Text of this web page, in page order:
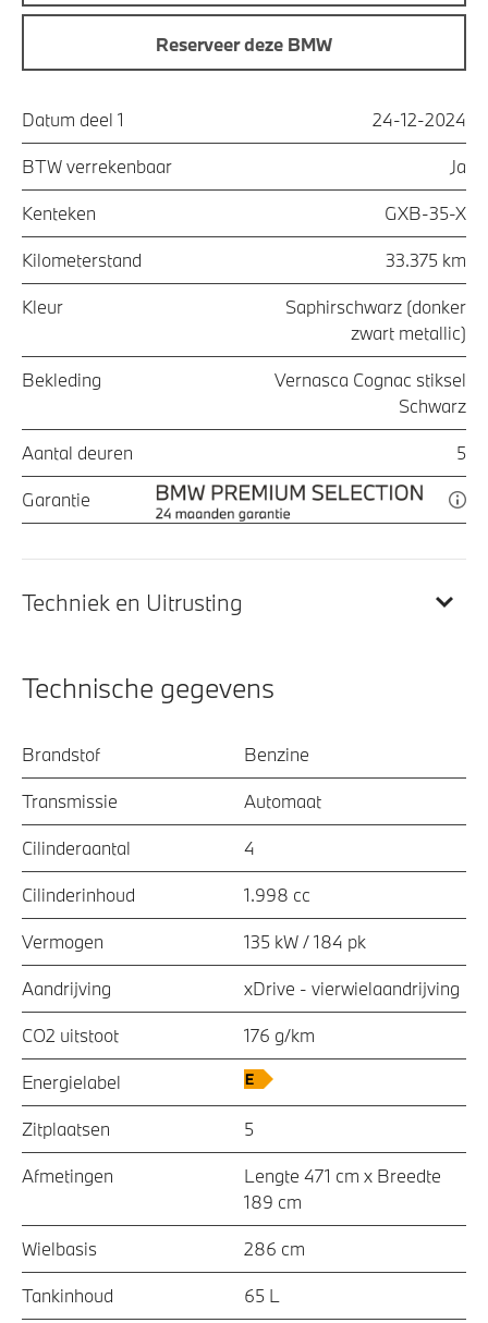
Reserveer deze BMW
Datum deel 1 24-12-2024
BTW verrekenbaar Ja
Kenteken GXB-35-X
Kilometerstand 33.375 km
Kleur
Saphirschwarz (donker
zwart metallic)
Bekleding
Vernasca Cognac stiksel
Schwarz
Aantal deuren 5
Garantie
Techniek en Uitrusting
Technische gegevens
Brandstof Benzine
Transmissie Automaat
Cilinderaantal 4
Cilinderinhoud 1.998 cc
Vermogen 135 kW / 184 pk
Aandrijving xDrive - vierwielaandrijving
CO2 uitstoot 176 g/km
Energielabel
Zitplaatsen 5
Afmetingen
Lengte 471 cm x Breedte
189 cm
Wielbasis 286 cm
Tankinhoud 65 L